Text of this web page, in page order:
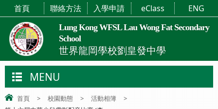
Lung Kong WFSL Lau Wong Fat Secondary
School
世界龍岡學校劉皇發中學
首頁 聯絡方法 入學申請 eClass ENG
MENU
首頁 > 校園動態 > 活動相簿
>